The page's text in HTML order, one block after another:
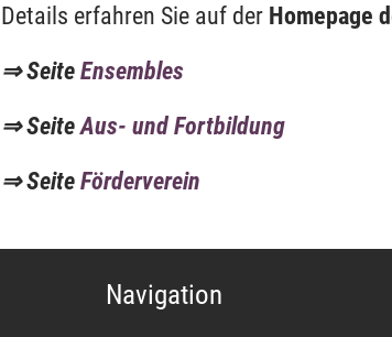
Details erfahren Sie auf der Homepage
⇒ Seite Ensembles
⇒ SeiteAus- und Fortbildung
⇒ Seite Förderverein
Navigation